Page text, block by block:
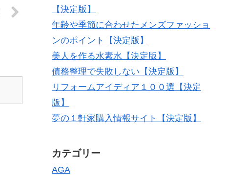
【決定版】
年齢や季節に合わせたメンズファッショ
ンのポイント【決定版】
美人を作る水素水【決定版】
債務整理で失敗しない【決定版】
リフォームアイディア１００選【決定
版】
夢の１軒家購入情報サイト【決定版】
カテゴリー
AGA